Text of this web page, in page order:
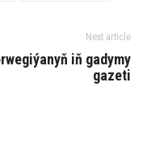
Next article
iň gadymy
gazeti